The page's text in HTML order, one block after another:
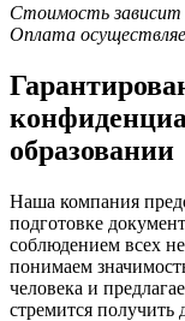
Стоимость зависит
Оплата
образовании
Наша компания
подготовке
соблюдением всех
понимаем
человека и
стремится